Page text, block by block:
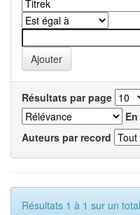
Résultats par page
Auteurs par record
Résultats 1 à 1 sur un